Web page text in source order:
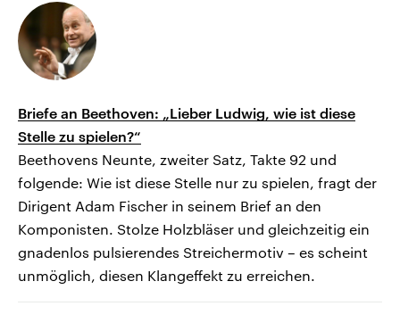
Briefe an Beethoven: „Lieber Ludwig, wie ist diese
Stelle zu spielen?“
Beethovens Neunte, zweiter Satz, Takte 92 und
folgende: Wie ist diese Stelle nur zu spielen, fragt der
Dirigent Adam Fischer in seinem Brief an den
Komponisten. Stolze Holzbläser und gleichzeitig ein
gnadenlos pulsierendes Streichermotiv – es scheint
unmöglich, diesen Klangeffekt zu erreichen.